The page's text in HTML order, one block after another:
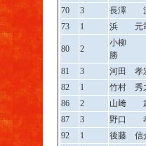
70
3
長澤
73
1 浜 元
80 2
小柳
勝
81
3
河田 孝
82
1
竹村 秀
86
2
山﨑
87
3
野口
92
1
後藤 信